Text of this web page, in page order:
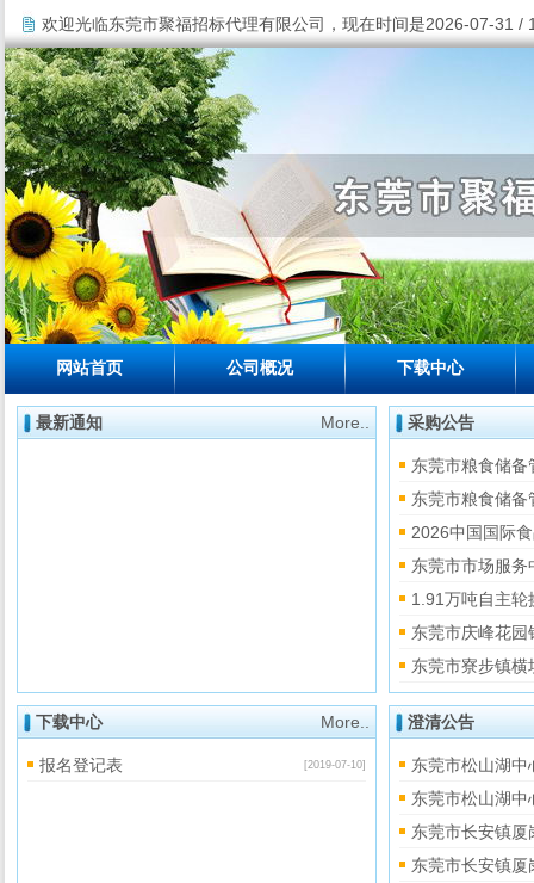
欢迎光临东莞市聚福招标代理有限公司，现在时间是2026-07-31 /
网站首页 公司概况 下载中心
最新通知 More.. 采购公告
东莞市粮食储
东莞市粮食储
2026中国国际
东莞市市场服
1.91万吨自主轮
东莞市庆峰花
东莞市寮步镇
下载中心 More..
报名登记表 [2019-07-10]
澄清公告
东莞市松山湖
东莞市松山湖
东莞市长安镇厦
东莞市长安镇厦